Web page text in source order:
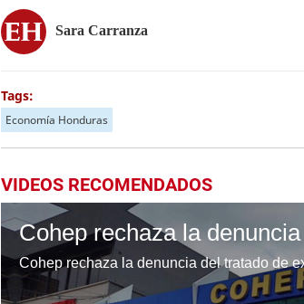
Sara Carranza
Tags:
Economía Honduras
VIDEOS RECOMENDADOS
Cohep rechaza la denuncia del tratado de